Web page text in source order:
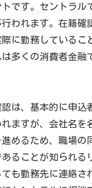
です。セントラル
われます。在籍確
に勤務しているこ
多くの消費者金融
は、基本的に申込
ますが、会社名を
めるため、職場の
ることが知られる
も勤務先に連絡さ